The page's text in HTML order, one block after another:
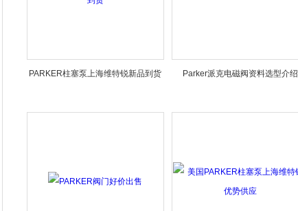
PARKER柱塞泵上海维特锐新品到货 Parker派克电磁阀资料选型介绍